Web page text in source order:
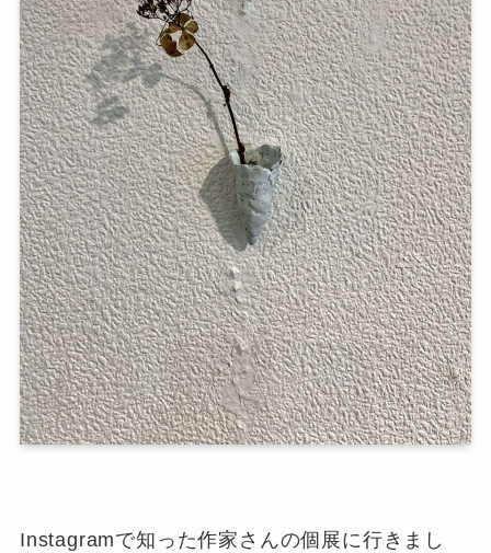
Instagramで知った作家さんの個展に行きまし